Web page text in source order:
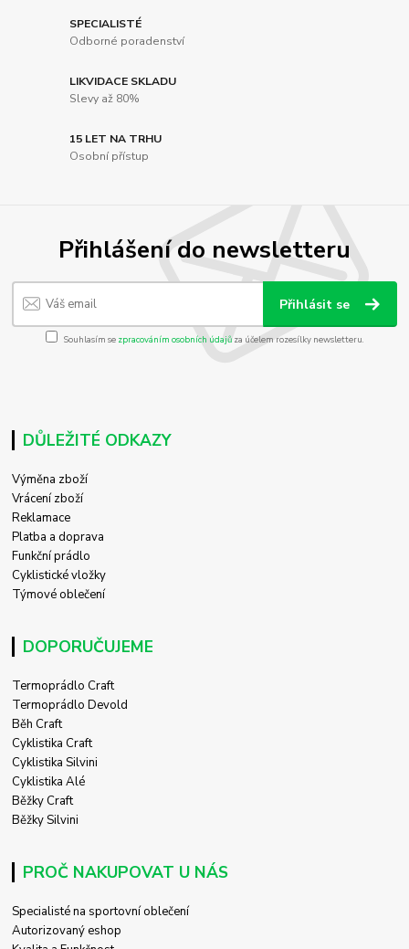
SPECIALISTÉ
Odborné poradenství
LIKVIDACE SKLADU
Slevy až 80%
15 LET NA TRHU
Osobní přístup
Přihlášení do newsletteru
Přihlásit se
Souhlasím se zpracováním osobních údajůza účelem rozesílky newsletteru.
DŮLEŽITÉ ODKAZY
Výměna zboží
Vrácení zboží
Reklamace
Platba a doprava
Funkční prádlo
Cyklistické vložky
Týmové oblečení
DOPORUČUJEME
Termoprádlo Craft
Termoprádlo Devold
Běh Craft
Cyklistika Craft
Cyklistika Silvini
Cyklistika Alé
Běžky Craft
Běžky Silvini
PROČ NAKUPOVAT U NÁS
Specialisté na sportovní oblečení
Autorizovaný eshop